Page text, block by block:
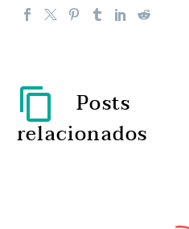
Posts
relacionados